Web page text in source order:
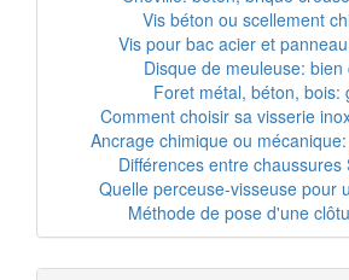
Vis béton ou scellement
Vis pour bac acier et
Disque de meuleuse: bien
Foret métal, béton, bois:
Comment choisir sa visserie
Ancrage chimique ou
Différences entre chaussures
Quelle perceuse-visseuse pour
Méthode de pose d'une